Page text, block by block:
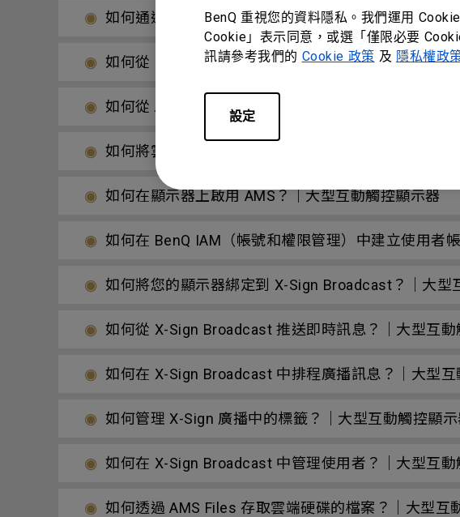
BenQ 重視您的資料隱私。我們運用
Cookie」表示同意，或選「僅限必要
訊請參考我們的 Cookie 政策 及 隱私權政
設定
如何通過 BenQ DMS（設備管理解決方案）推送
如何從 BenQ DMS 解除綁定顯示器？｜大型互動觸控
如何從 AMS 取消連結雲端帳號？｜大型互動觸控顯示
如何將雲端帳號連結 AMS？｜大型互動觸控顯示器
如何在顯示器上啟用 AMS？｜大型互動觸控顯示器
如何在 BenQ IAM（帳號和權限管理）中建立使用者
如何將您的顯示器綁定到 X-Sign Broadcast？｜大型
如何從 X-Sign Broadcast 推送即時訊息？｜大型互動
如何在 X-Sign Broadcast 中排程廣播訊息？｜大型互
如何管理 X-Sign 廣播中的標籤？｜大型互動觸控顯示
如何在 X-Sign Broadcast 中管理使用者？｜大型互動
如何透過 AMS Files 存取雲端硬碟的檔案？｜大型互